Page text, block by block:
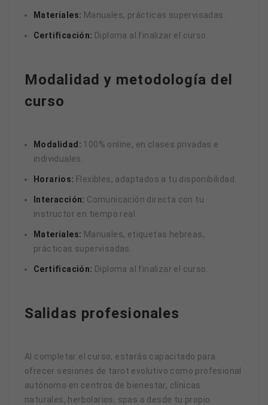
Materiales: Manuales, prácticas supervisadas.
Certificación: Diploma al finalizar el curso.
Modalidad y metodología del
curso
Modalidad: 100% online, en clases privadas e
individuales.
Horarios: Flexibles, adaptados a tu disponibilidad.
Interacción: Comunicación directa con tu
instructor en tiempo real.
Materiales: Manuales, etiquetas hebreas,
prácticas supervisadas.
Certificación: Diploma al finalizar el curso.
Salidas profesionales
Al completar el curso, estarás capacitado para
ofrecer sesiones de tarot evolutivo como profesional
autónomo en centros de bienestar, clínicas
naturales, herbolarios, spas o desde tu propio